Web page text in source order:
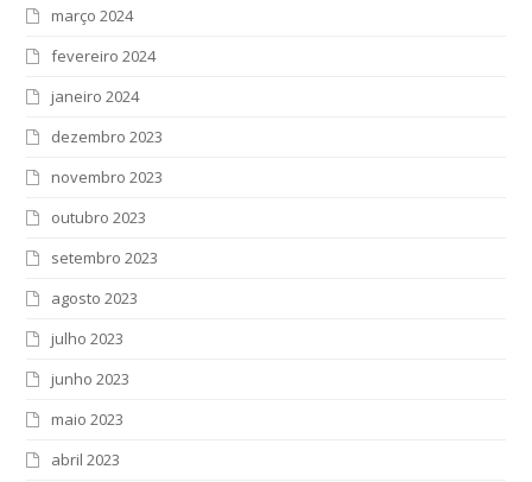
março 2024
fevereiro 2024
janeiro 2024
dezembro 2023
novembro 2023
outubro 2023
setembro 2023
agosto 2023
julho 2023
junho 2023
maio 2023
abril 2023